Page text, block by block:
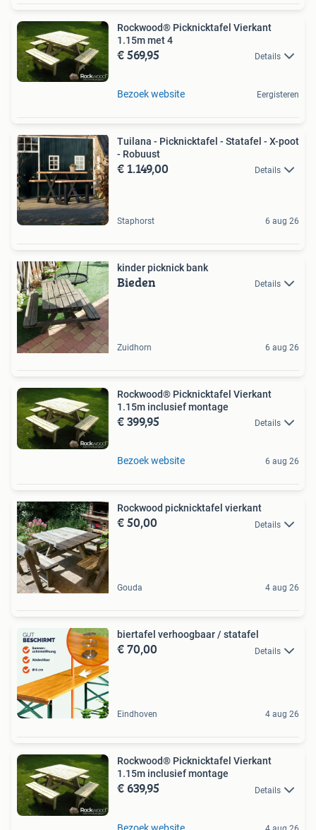
Rockwood® Picknicktafel Vierkant
1.15m met 4
€ 569,95 Details
Bezoek website Eergisteren
Tuilana - Picknicktafel - Statafel - X-poot
- Robuust
€ 1.149,00 Details
Staphorst 6 aug 26
kinder picknick bank
Bieden Details
Zuidhorn 6 aug 26
Rockwood® Picknicktafel Vierkant
1.15m inclusief montage
€ 399,95 Details
Bezoek website 6 aug 26
Rockwood picknicktafel vierkant
€ 50,00 Details
Gouda 4 aug 26
biertafel verhoogbaar / statafel
€ 70,00 Details
Eindhoven 4 aug 26
Rockwood® Picknicktafel Vierkant
1.15m inclusief montage
€ 639,95 Details
Bezoek website